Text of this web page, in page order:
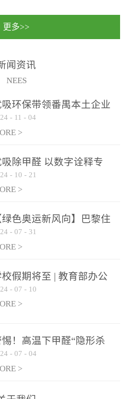
珠
国家通过设在对外开放口
（及各出入境边防检查
更多>>
闻资讯
NEES
吸环保带领番禺本​土企业
破局向“新”
- 11 - 04
>
吸除甲醛 以数字诠释专
尽显除醛品牌实力！
- 10 - 21
>
绿色奥运新风向】巴黎住
波：优吸环保共建健康
家居
- 07 - 31
>
校假期将至 | 教育部办公
于加强学校新建校舍室
气质量管理通知
- 07 - 10
>
惕！高温下甲醛“隐形杀
来袭，你的家安全吗？
- 07 - 04
>